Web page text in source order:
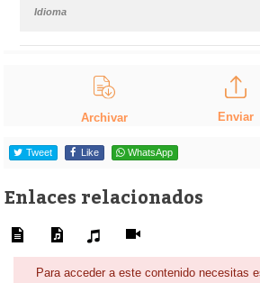
Idioma
Archivar Enviar
Tweet Like WhatsApp
Enlaces relacionados
Para acceder a este contenido necesitas